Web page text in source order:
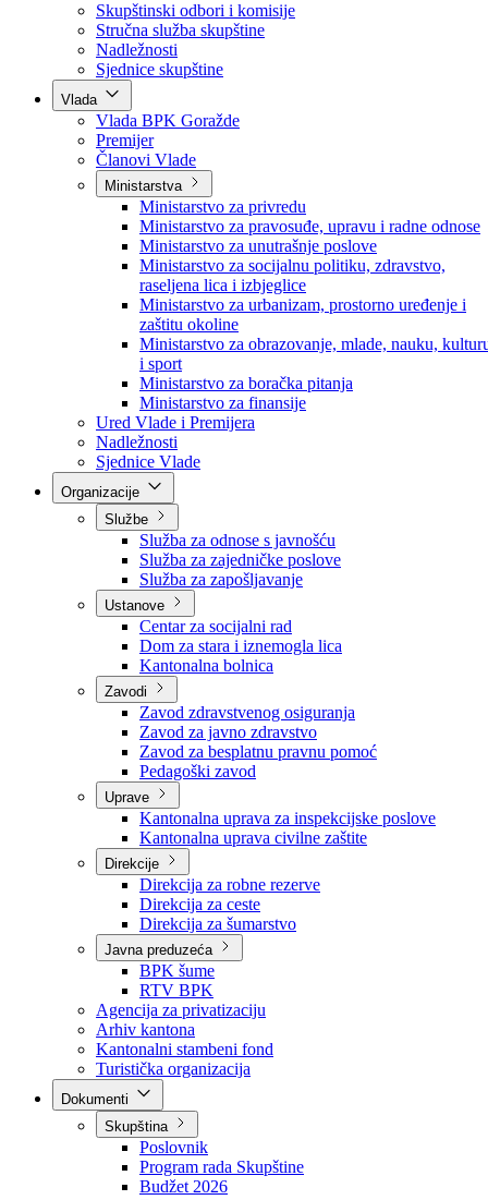
Poslanici po strankama
Poslanici po klubovima naroda
Kolegij skupštine
Skupštinski odbori i komisije
Stručna služba skupštine
Nadležnosti
Sjednice skupštine
Vlada
Vlada BPK Goražde
Premijer
Članovi Vlade
Ministarstva
Ministarstvo za privredu
Ministarstvo za pravosuđe, upravu i radne odnose
Ministarstvo za unutrašnje poslove
Ministarstvo za socijalnu politiku, zdravstvo,
raseljena lica i izbjeglice
Ministarstvo za urbanizam, prostorno uređenje i
zaštitu okoline
Ministarstvo za obrazovanje, mlade, nauku,
i sport
Ministarstvo za boračka pitanja
Ministarstvo za finansije
Ured Vlade i Premijera
Nadležnosti
Sjednice Vlade
Službe
Služba za odnose s javnošću
Služba za zajedničke poslove
Služba za zapošljavanje
Ustanove
Centar za socijalni rad
Dom za stara i iznemogla lica
Kantonalna bolnica
Zavodi
Zavod zdravstvenog osiguranja
Zavod za javno zdravstvo
Zavod za besplatnu pravnu pomoć
Pedagoški zavod
Uprave
Kantonalna uprava za inspekcijske poslove
Kantonalna uprava civilne zaštite
Direkcije
Direkcija za robne rezerve
Direkcija za ceste
Direkcija za šumarstvo
Javna preduzeća
BPK šume
RTV BPK
Agencija za privatizaciju
Arhiv kantona
Kantonalni stambeni fond
Turistička organizacija
Skupština